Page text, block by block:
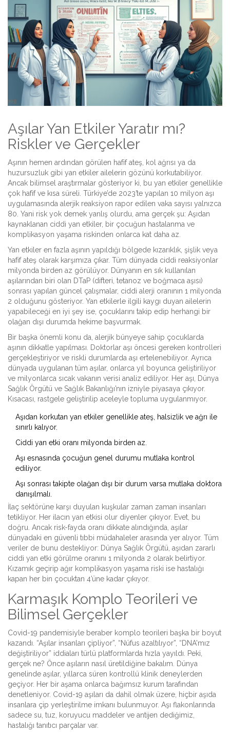
Aşılar Yan Etkiler Yaratır mı?
Riskler ve Gerçekler
Aşının hemen ardından görülen hafif ateş, kol ağrısı ya da
huzursuzluk gibi yan etkiler ailelerin gözünü korkutabiliyor.
Ancak bilimsel araştırmalar gösteriyor ki, bu yan etkiler genellikle
çok hafif ve kısa süreli. Türkiye’de 2023’te yapılan 10 milyon aşı
uygulamasında alerjik reaksiyon rapor edilen vaka sayısı yalnızca
80. Yani risk yok demek yanlış olurdu, ama gerçek şu: Aşıdan
kaynaklanan ciddi yan etkiler, bir çocuğun hastalanma ve
komplikasyon yaşama riskinden onlarca kat daha az.
Yan etkiler en fazla aşının yapıldığı bölgede kızarıklık, şişlik veya
hafif ateş olarak karşımıza çıkar. Tüm dünyada ciddi reaksiyonlar
milyonda birden az görülüyor. Dünyanın en sık kullanılan
aşılarından biri olan DTaP (difteri, tetanoz ve boğmaca aşısı)
sonrası yapılan güncel çalışmalar, ciddi alerji oranının 1 milyonda
2 olduğunu gösteriyor. Yan etkilerle ilgili kaygı duyan ailelerin
yapabileceği en iyi şey ise, çocuklarını takip edip herhangi bir
olağan dışı durumda hekime başvurmak.
Bir başka önemli konu da, alerjik bünyeye sahip çocuklarda
aşının dikkatle yapılması. Doktorlar aşı öncesi gereken kontrolleri
gerçekleştiriyor ve riskli durumlarda aşı ertelenebiliyor. Ayrıca
dünyada uygulanan tüm aşılar, onlarca yıl boyunca geliştiriliyor
ve milyonlarca sıcak vakanın verisi analiz ediliyor. Her aşı, Dünya
Sağlık Örgütü ve Sağlık Bakanlığı’nın izniyle piyasaya çıkıyor.
Kısacası, rastgele geliştirilip aceleyle topluma uygulanmıyor.
Aşıdan korkutan yan etkiler genellikle ateş, halsizlik ve ağrı ile
sınırlı kalıyor.
Ciddi yan etki oranı milyonda birden az.
Aşı esnasında çocuğun genel durumu mutlaka kontrol
ediliyor.
Aşı sonrası takipte olağan dışı bir durum varsa mutlaka doktora
danışılmalı.
İlaç sektörüne karşı duyulan kuşkular zaman zaman insanları
tetikliyor. Her ilacın yan etkisi olur diyenler çıkıyor. Evet, bu
doğru. Ancak risk-fayda oranı dikkate alındığında, aşılar
dünyadaki en güvenli tıbbi müdahaleler arasında yer alıyor. Tüm
veriler de bunu destekliyor: Dünya Sağlık Örgütü, aşıdan zararlı
ciddi yan etki görülme oranını 1 milyonda 2 olarak belirtiyor.
Kızamık geçirip ağır komplikasyon yaşama riski ise hastalığı
kapan her bin çocuktan 4’üne kadar çıkıyor.
Karmaşık Komplo Teorileri ve
Bilimsel Gerçekler
Covid-19 pandemisiyle beraber komplo teorileri başka bir boyut
kazandı. “Aşılar insanları çipliyor”, “Nüfus azaltılıyor”, “DNA'mız
değiştiriliyor” iddiaları türlü platformlarda hızla yayıldı. Peki,
gerçek ne? Önce aşıların nasıl üretildiğine bakalım. Dünya
genelinde aşılar, yıllarca süren kontrollü klinik deneylerden
geçiyor. Her bir aşama onlarca bağımsız kurum tarafından
denetleniyor. Covid-19 aşıları da dahil olmak üzere, hiçbir aşıda
insanlara çip yerleştirilme imkanı bulunmuyor. Aşı flakonlarında
sadece su, tuz, koruyucu maddeler ve antijen dediğimiz,
hastalığı tanıtıcı parçalar var.